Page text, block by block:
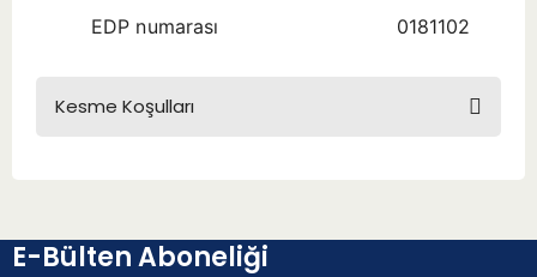
EDP numarası 0181102
Kesme Koşulları
E-Bülten Aboneliği